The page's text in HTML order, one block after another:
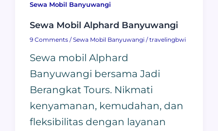
Sewa Mobil Banyuwangi
Sewa Mobil Alphard Banyuwangi
9 Comments /Sewa Mobil Banyuwangi/travelingbwi
Sewa mobil Alphard
Banyuwangi bersama Jadi
Berangkat Tours. Nikmati
kenyamanan, kemudahan, dan
fleksibilitas dengan layanan